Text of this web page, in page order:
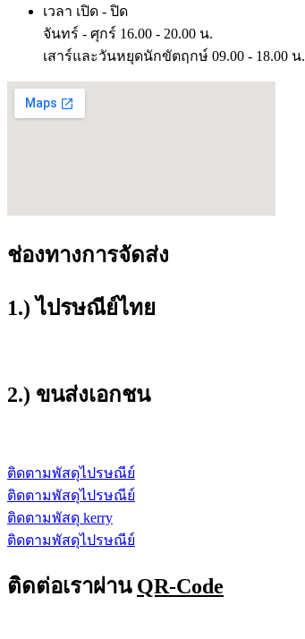
เวลา เปิด - ปิด
จันทร์ - ศุกร์ 16.00 - 20.00 น.
เสาร์และวันหยุดนักขัตฤกษ์ 09.00 - 18.00 น.
ช่องทางการจัดส่ง
1.) ไปรษณีย์ไทย
2.) ขนส่งเอกชน
ติดตามพัสดุไปรษณีย์
ติดตามพัสดุไปรษณีย์
ติดตามพัสดุ kerry
ติดตามพัสดุไปรษณีย์
ติดต่อเราผ่าน QR-Code